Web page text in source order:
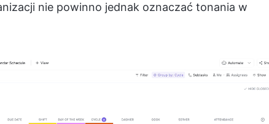
nie powinno jednak oznaczać tonania w